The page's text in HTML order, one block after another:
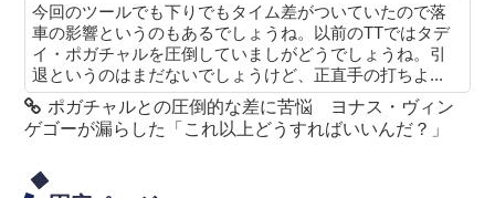
今回のツールでも下りでもタイム差がついていたので落
車の影響というのもあるでしょうね。以前のTTではタデ
イ・ポガチャルを圧倒していましがどうでしょうね。引
退というのはまだないでしょうけど、正直手の打ちよ...
ポガチャルとの圧倒的な差に苦悩 ヨナス・ヴィン
ゲゴーが漏らした「これ以上どうすればいいんだ？」